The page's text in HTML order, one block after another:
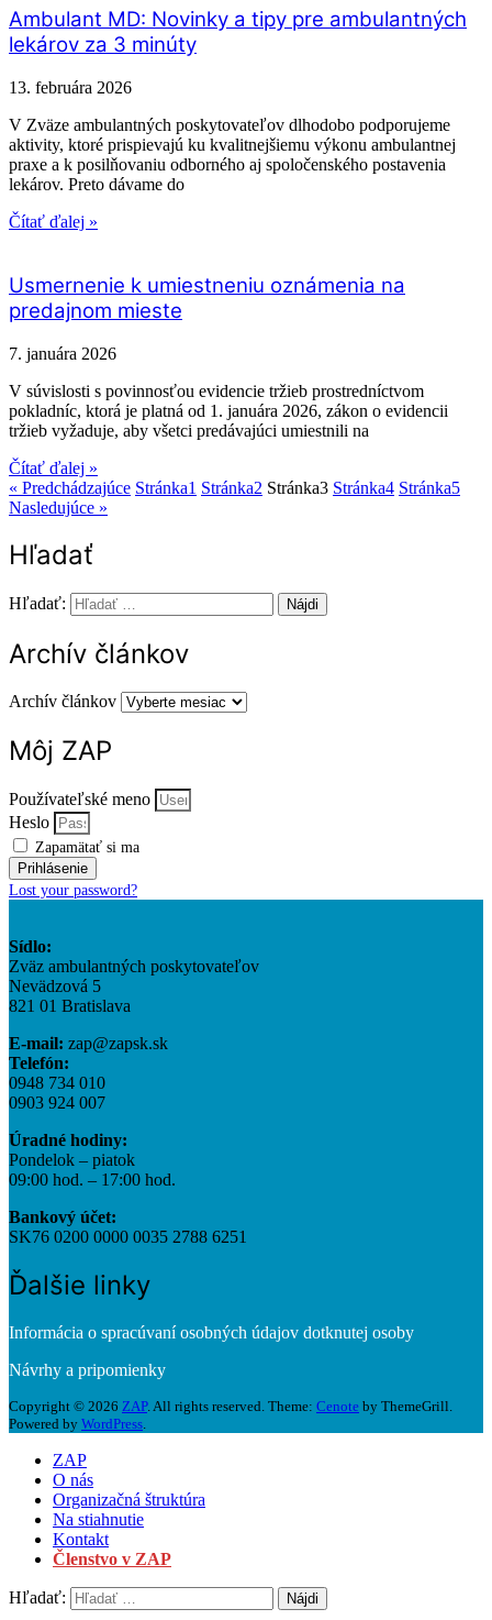
Ambulant MD: Novinky a tipy pre ambulantných
lekárov za 3 minúty
13. februára 2026
V Zväze ambulantných poskytovateľov dlhodobo podporujeme
aktivity, ktoré prispievajú ku kvalitnejšiemu výkonu ambulantnej
praxe a k posilňovaniu odborného aj spoločenského postavenia
lekárov. Preto dávame do
Čítať ďalej »
Usmernenie k umiestneniu oznámenia na
predajnom mieste
7. januára 2026
V súvislosti s povinnosťou evidencie tržieb prostredníctvom
pokladníc, ktorá je platná od 1. januára 2026, zákon o evidencii
tržieb vyžaduje, aby všetci predávajúci umiestnili na
Čítať ďalej »
« Predchádzajúce Stránka1 Stránka2 Stránka3 Stránka4 Stránka5
Nasledujúce »
Hľadať
Hľadať:
Archív článkov
Archív článkov
Môj ZAP
Používateľské meno
Heslo
Zapamätať si ma
Prihlásenie
Lost your password?
Sídlo:
Zväz ambulantných poskytovateľov
Nevädzová 5
821 01 Bratislava
E-mail: zap@zapsk.sk
Telefón:
0948 734 010
0903 924 007
Úradné hodiny:
Pondelok – piatok
09:00 hod. – 17:00 hod.
Bankový účet:
SK76 0200 0000 0035 2788 6251
Ďalšie linky
Informácia o spracúvaní osobných údajov dotknutej osoby
Návrhy a pripomienky
Copyright © 2026 ZAP. All rights reserved. Theme: Cenote by ThemeGrill.
Powered by WordPress
ZAP
O nás
Organizačná štruktúra
Na stiahnutie
Kontakt
Členstvo v ZAP
Hľadať: